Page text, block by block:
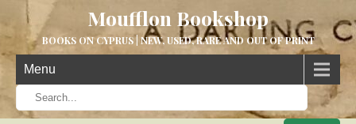
Moufflon Bookshop
BOOKS ON CYPRUS | NEW, USED, RARE AND OUT OF PRINT
Menu
When